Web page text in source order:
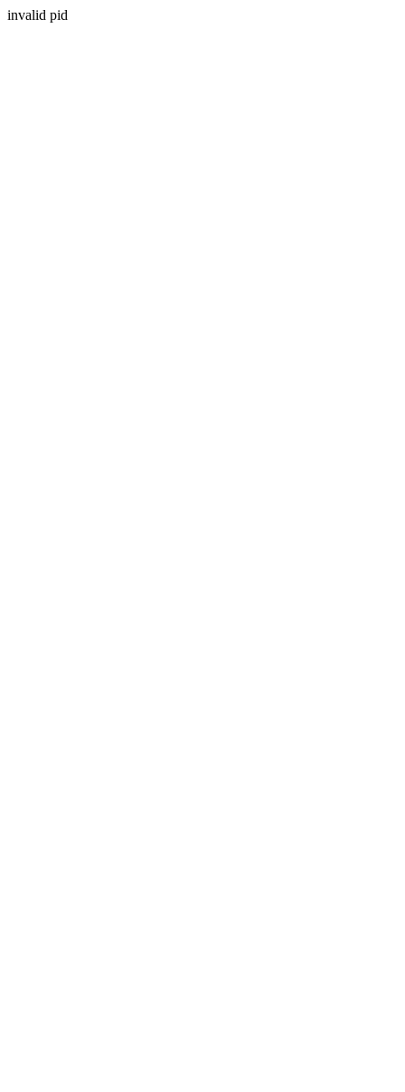
invalid pid